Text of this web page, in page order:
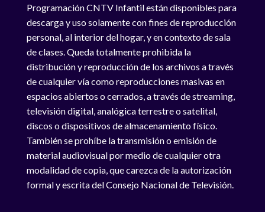
Programación CNTV Infantil están disponibles para
descarga y uso solamente con fines de reproducción
personal, al interior del hogar, y en contexto de sala
de clases. Queda totalmente prohibida la
distribución y reproducción de los archivos a través
de cualquier vía como reproducciones masivas en
espacios abiertos o cerrados, a través de streaming,
televisión digital, analógica terrestre o satelital,
discos o dispositivos de almacenamiento físico.
También se prohíbe la transmisión o emisión de
material audiovisual por medio de cualquier otra
modalidad de copia, que carezca de la autorización
formal y escrita del Consejo Nacional de Televisión.